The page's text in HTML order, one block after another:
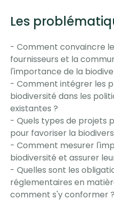
Les
- Comment convaincre
fournisseurs et la
l'importance de la
- Comment intégrer les
biodiversité dans les
existantes ?
- Quels types de projets
pour favoriser la
- Comment mesurer
biodiversité et assurer
- Quelles sont les
réglementaires en
comment s'y conformer ?